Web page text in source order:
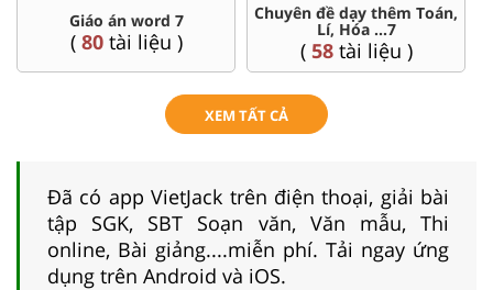
thêm Toán,
liệu )
Đề thi HSG 7
tài liệu )
Trắc nghiệm
XEM TẤT CẢ
Đã có app VietJack trên điện thoại, giải bài
tập SGK, SBT Soạn văn, Văn mẫu, Thi
online, Bài giảng....miễn phí. Tải ngay ứng
dụng trên Android và iOS.